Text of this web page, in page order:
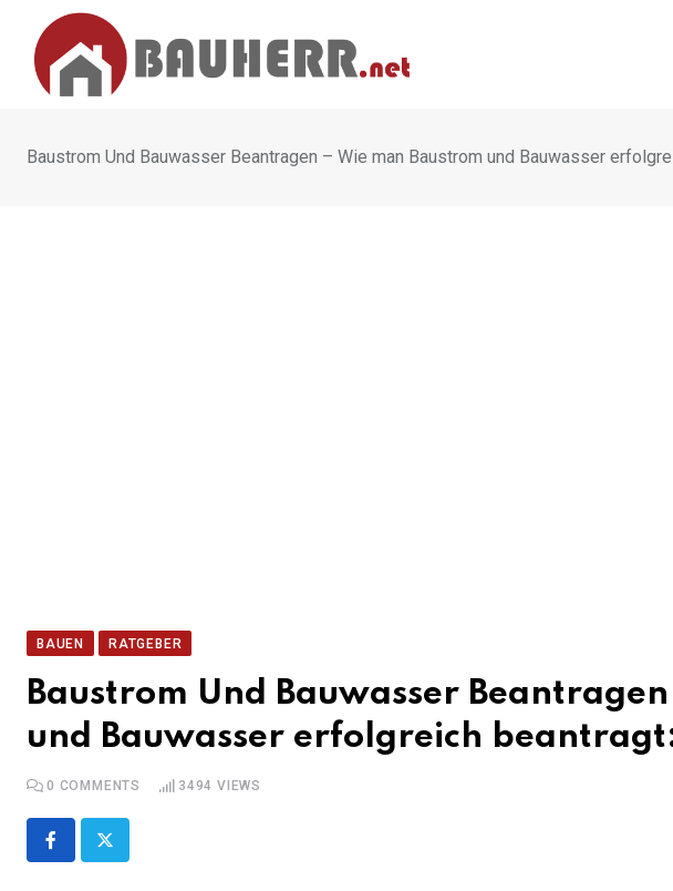
content
Baustrom Und Bauwasser Beantragen – Wie man Baustrom und Bauwasser
BAUEN RATGEBER
Baustrom Und Bauwasser
und Bauwasser erfolgreich
0 COMMENTS 3494 VIEWS